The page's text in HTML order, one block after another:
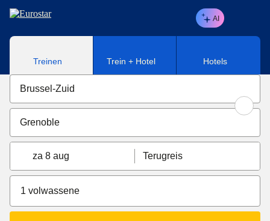
Naar hoofdinhoud
AI
Treinen Trein + Hotel Hotels
za 8 aug Terugreis
1 volwassene